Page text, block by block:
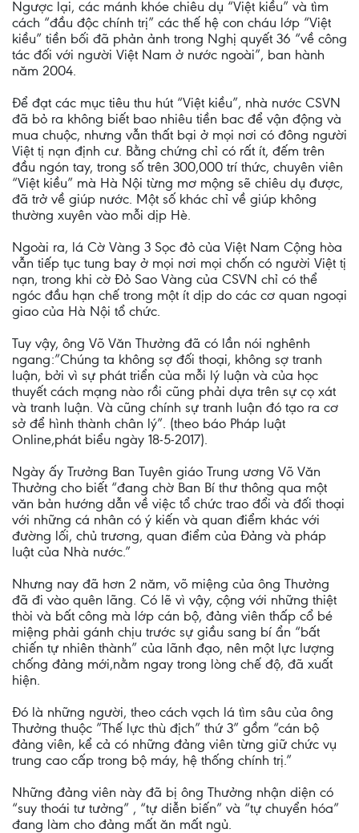
Ngược lại, các mánh khóe chiêu dụ “Việt kiều” và tìm
cách “đầu độc chính trị” các thế hệ con cháu lớp “Việt
kiều” tiền bối đã phản ảnh trong Nghị quyết 36 “về công
tác đối với người Việt Nam ở nước ngoài”, ban hành
năm 2004.
Để đạt các mục tiêu thu hút “Việt kiều”, nhà nước CSVN
đã bỏ ra không biết bao nhiêu tiền bac để vận động và
mua chuộc, nhưng vẫn thất bại ở mọi nơi có đông người
Việt tị nạn định cư. Bằng chứng chỉ có rất ít, đếm trên
đầu ngón tay, trong số trên 300,000 trí thức, chuyên viên
“Việt kiều” mà Hà Nội từng mơ mộng sẽ chiêu dụ được,
đã trở về giúp nước. Một số khác chỉ về giúp không
thường xuyên vào mỗi dịp Hè.
Ngoài ra, lá Cờ Vàng 3 Sọc đỏ của Việt Nam Cộng hòa
vẫn tiếp tục tung bay ở mọi nơi mọi chốn có người Việt tị
nạn, trong khi cờ Đỏ Sao Vàng của CSVN chỉ có thể
ngóc đầu hạn chế trong một ít dịp do các cơ quan ngoại
giao của Hà Nội tổ chức.
Tuy vậy, ông Võ Văn Thưởng đã có lần nói nghênh
ngang:”Chúng ta không sợ đối thoại, không sợ tranh
luận, bởi vì sự phát triển của mỗi lý luận và của học
thuyết cách mạng nào rồi cũng phải dựa trên sự cọ xát
và tranh luận. Và cũng chính sự tranh luận đó tạo ra cơ
sở để hình thành chân lý”. (theo báo Pháp luật
Online,phát biểu ngày 18-5-2017).
Ngày ấy Trưởng Ban Tuyên giáo Trung ương Võ Văn
Thưởng cho biết “đang chờ Ban Bí thư thông qua một
văn bản hướng dẫn về việc tổ chức trao đổi và đối thoại
với những cá nhân có ý kiến và quan điểm khác với
đường lối, chủ trương, quan điểm của Đảng và pháp
luật của Nhà nước.”
Nhưng nay đã hơn 2 năm, võ miệng của ông Thưởng
đã đi vào quên lãng. Có lẽ vì vậy, cộng với những thiệt
thòi và bất công mà lớp cán bộ, đảng viên thấp cổ bé
miệng phải gánh chịu trước sự giầu sang bí ẩn “bất
chiến tự nhiên thành” của lãnh đạo, nên một lực lượng
chống đảng mới,nằm ngay trong lòng chế độ, đã xuất
hiện.
Đó là những người, theo cách vạch lá tìm sâu của ông
Thưởng thuộc ”Thế lực thù địch” thứ 3” gồm “cán bộ
đảng viên, kể cả có những đảng viên từng giữ chức vụ
trung cao cấp trong bộ máy, hệ thống chính trị.”
Những đảng viên này đã bị ông Thưởng nhận diện có
“suy thoái tư tưởng” , “tự diễn biến” và “tự chuyển hóa”
đang làm cho đảng mất ăn mất ngủ.